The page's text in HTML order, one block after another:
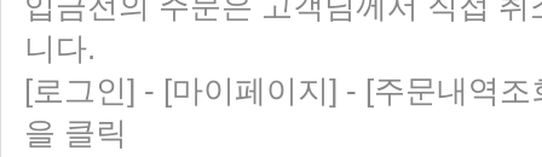
니다.
[로그인] - [마이페이지] - [주문내역
을 클릭